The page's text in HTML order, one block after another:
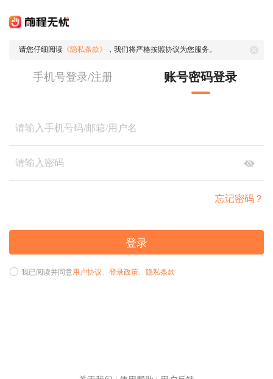
请您仔细阅读 《隐私条款》 ，我们将严格按照协议为您服务。
手机号登录/注册 账号密码登录
忘记密码？
登录
我已阅读并同意用户协议、 登录政策、 隐私条款